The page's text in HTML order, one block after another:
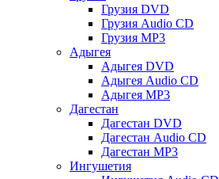
Грузия DVD
Грузия Audio CD
Грузия MP3
Адыгея
Адыгея DVD
Адыгея Audio CD
Адыгея MP3
Дагестан
Дагестан DVD
Дагестан Audio CD
Дагестан MP3
Ингушетия